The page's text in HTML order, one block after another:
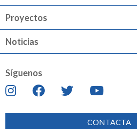
Proyectos
Noticias
Síguenos
CONTACTA